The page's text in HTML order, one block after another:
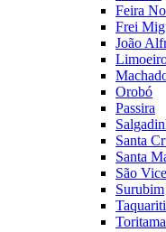
Feira
Frei
João
Orobó
Passira
Santa
Santa
São
Surubim
Toritama